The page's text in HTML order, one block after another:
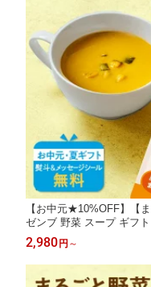
【お中元★10%OFF】【
ゼンブ 野菜 スープ ギフ
ー プラントベース ポター
日 プレゼント 内祝い 出
2,980円 ～